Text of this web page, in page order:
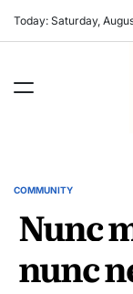
Today: Saturday,
POSTED
COMMUNITY
Nunc
nunc